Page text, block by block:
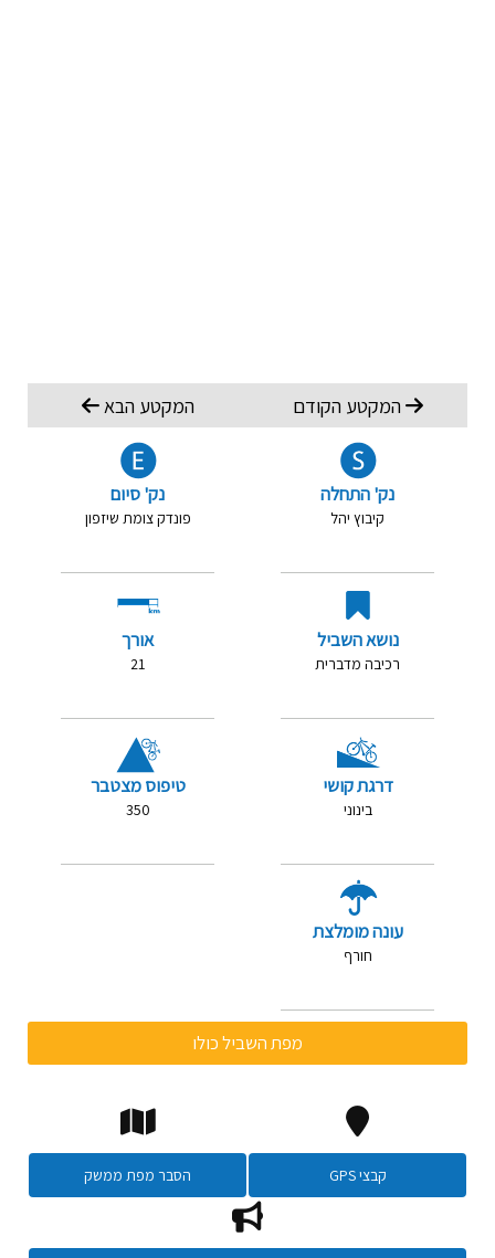
המקטע הקודם המקטע הבא
נק' התחלה
קיבוץ יהל
נק' סיום
פונדק צומת שיזפון
נושא השביל
רכיבה מדברית
אורך
21
דרגת קושי
בינוני
טיפוס מצטבר
350
עונה מומלצת
חורף
מפת השביל כולו
קבצי GPS הסבר מפת ממשק